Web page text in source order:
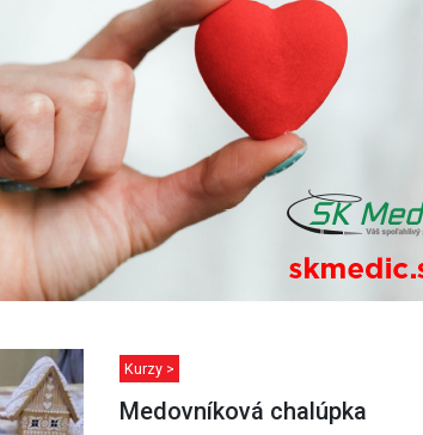
Kurzy >
Medovníková chalúpka